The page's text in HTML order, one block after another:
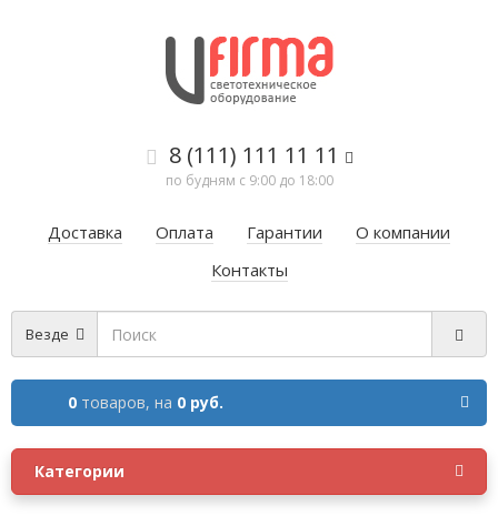
8 (111) 111 11 11
по будням с 9:00 до 18:00
Доставка Оплата Гарантии
О компании
Контакты
Везде
0 товаров, на 0 руб.
Категории